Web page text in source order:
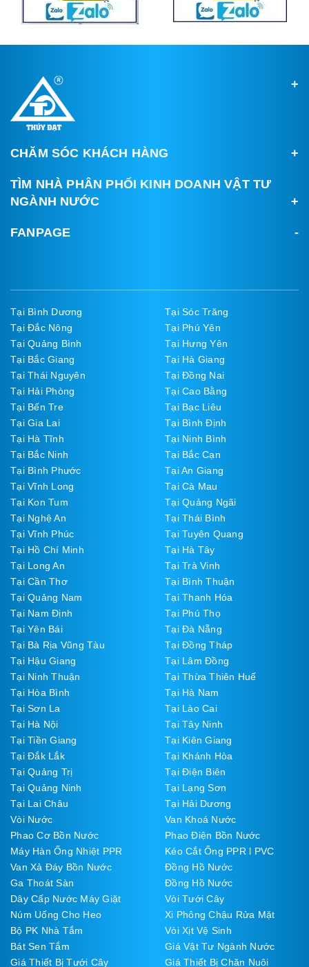
CHĂM SÓC KHÁCH HÀNG
TÌM NHÀ PHÂN PHỐI KINH DOANH VẬT TƯ
NGÀNH NƯỚC
FANPAGE
Tại Bình Dương
Tại Sóc Trăng
Tại Đắc Nông
Tại Phú Yên
Tại Quảng Bình
Tại Hưng Yên
Tại Bắc Giang
Tại Hà Giang
Tại Thái Nguyên
Tại Đồng Nai
Tại Hải Phòng
Tại Cao Bằng
Tại Bến Tre
Tại Bạc Liêu
Tại Gia Lai
Tại Bình Định
Tại Hà Tĩnh
Tại Ninh Bình
Tại Bắc Ninh
Tại Bắc Cạn
Tại Bình Phước
Tại An Giang
Tại Vĩnh Long
Tại Cà Mau
Tại Kon Tum
Tại Quảng Ngãi
Tại Nghệ An
Tại Thái Bình
Tại Vĩnh Phúc
Tại Tuyên Quang
Tại Hồ Chí Minh
Tại Hà Tây
Tại Long An
Tại Trà Vinh
Tại Cần Thơ
Tại Bình Thuận
Tại Quảng Nam
Tại Thanh Hóa
Tại Nam Định
Tại Phú Thọ
Tại Yên Bái
Tại Đà Nẵng
Tại Bà Rịa Vũng Tàu
Tại Đồng Tháp
Tại Hậu Giang
Tại Lâm Đồng
Tại Ninh Thuận
Tại Thừa Thiên Huế
Tại Hòa Bình
Tại Hà Nam
Tại Sơn La
Tại Lào Cai
Tại Hà Nội
Tại Tây Ninh
Tại Tiền Giang
Tại Kiên Giang
Tại Đắk Lắk
Tại Khánh Hòa
Tại Quảng Trị
Tại Điện Biên
Tại Quảng Ninh
Tại Lạng Sơn
Tại Lai Châu
Tại Hải Dương
Vòi Nước
Van Khoá Nước
Phao Cơ Bồn Nước
Phao Điện Bồn Nước
Máy Hàn Ống Nhiệt PPR
Kéo Cắt Ống PPR l PVC
Van Xả Đáy Bồn Nước
Đồng Hồ Nước
Ga Thoát Sàn
Đồng Hồ Nước
Dây Cấp Nước Máy Giặt
Vòi Tưới Cây
Núm Uống Cho Heo
Xi Phông Chậu Rửa Mặt
Bộ PK Nhà Tắm
Vòi Xịt Vệ Sinh
Bát Sen Tắm
Giá Vật Tư Ngành Nước
Giá Thiết Bị Tưới Cây
Giá Thiết Bị Chăn Nuôi